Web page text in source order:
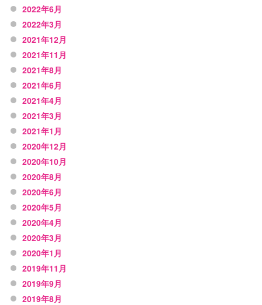
2022年6月
2022年3月
2021年12月
2021年11月
2021年8月
2021年6月
2021年4月
2021年3月
2021年1月
2020年12月
2020年10月
2020年8月
2020年6月
2020年5月
2020年4月
2020年3月
2020年1月
2019年11月
2019年9月
2019年8月